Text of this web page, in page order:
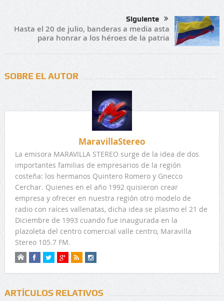
Siguiente
Hasta el 20 de julio, banderas a media asta
para honrar a los héroes de la patria
SOBRE EL AUTOR
MaravillaStereo
La emisora MARAVILLA STEREO surge de la idea de dos
importantes familias de empresarios de la región
costeña: los hermanos Quintero Romero y Gnecco
Cerchar. Quienes en el año 1992 quisieron crear
empresa y ofrecer en nuestra región otro modelo de
radio con raíces vallenatas, dicha idea se plasmo el 21 de
Diciembre de 1993 cuando fue inaugurada en la
plazoleta del centro comercial valle centro, Maravilla
Stereo 105.7 FM.
ARTÍCULOS RELATIVOS